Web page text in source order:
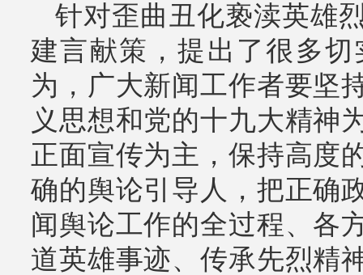
针对歪曲丑化亵渎英雄
建言献策，提出了很多
为，广大新闻工作者要坚
义思想和党的十九大精神
正面宣传为主，保持高度
确的舆论引导人，把正确
闻舆论工作的全过程、各
道英雄事迹、传承先烈精